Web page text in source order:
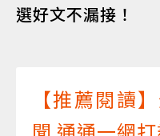
選好文不漏接！
【推薦閱讀